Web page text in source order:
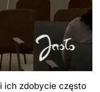
i ich zdobycie często